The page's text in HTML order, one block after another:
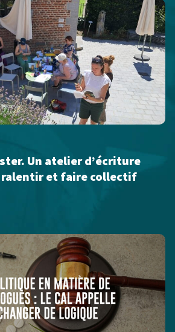
Un atelier d’écriture
et faire collectif